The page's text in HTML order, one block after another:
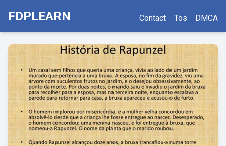
FDPLEARN Contact Tos DMCA